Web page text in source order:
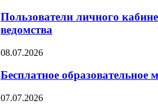
Пользователи личного
ведомства
08.07.2026
Бесплатное
07.07.2026